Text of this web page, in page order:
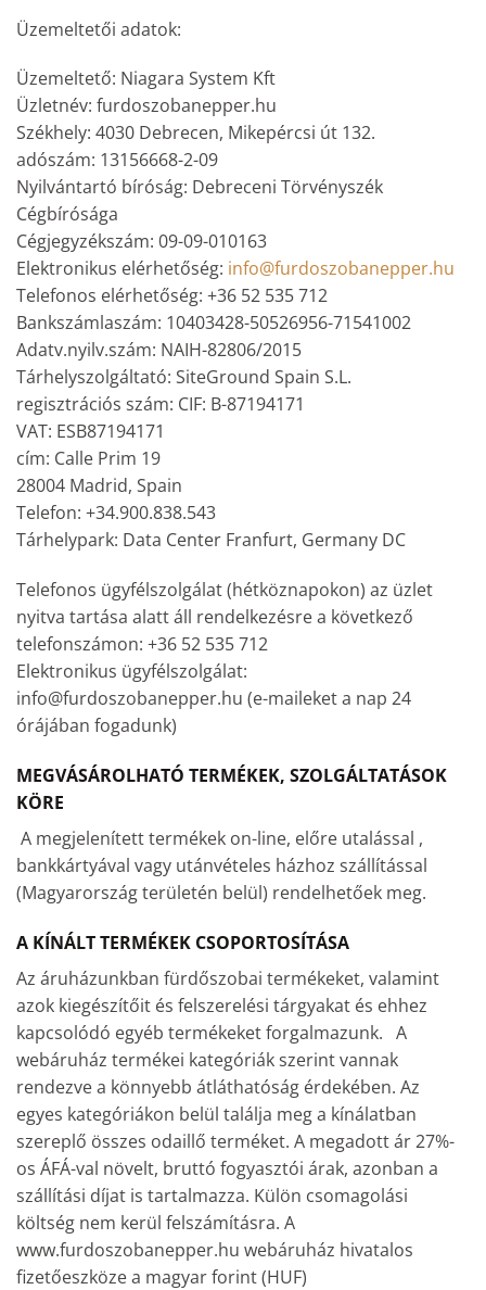
Üzemeltetői adatok:
Üzemeltető: Niagara System Kft
Üzletnév: furdoszobanepper.hu
Székhely: 4030 Debrecen, Mikepércsi út 132.
adószám: 13156668-2-09
Nyilvántartó bíróság: Debreceni Törvényszék
Cégbírósága
Cégjegyzékszám: 09-09-010163
Elektronikus elérhetőség: info@furdoszobanepper.hu
Telefonos elérhetőség: +36 52 535 712
Bankszámlaszám: 10403428-50526956-71541002
Adatv.nyilv.szám: NAIH-82806/2015
Tárhelyszolgáltató: SiteGround Spain S.L.
regisztrációs szám: CIF: B-87194171
VAT: ESB87194171
cím: Calle Prim 19
28004 Madrid, Spain
Telefon: +34.900.838.543
Tárhelypark: Data Center Franfurt, Germany DC
Telefonos ügyfélszolgálat (hétköznapokon) az üzlet
nyitva tartása alatt áll rendelkezésre a következő
telefonszámon: +36 52 535 712
Elektronikus ügyfélszolgálat:
info@furdoszobanepper.hu (e-maileket a nap 24
órájában fogadunk)
MEGVÁSÁROLHATÓ TERMÉKEK, SZOLGÁLTATÁSOK
KÖRE
A megjelenített termékek on-line, előre utalással ,
bankkártyával vagy utánvételes házhoz szállítással
(Magyarország területén belül) rendelhetőek meg.
A KÍNÁLT TERMÉKEK CSOPORTOSÍTÁSA
Az áruházunkban fürdőszobai termékeket, valamint
azok kiegészítőit és felszerelési tárgyakat és ehhez
kapcsolódó egyéb termékeket forgalmazunk. A
webáruház termékei kategóriák szerint vannak
rendezve a könnyebb átláthatóság érdekében. Az
egyes kategóriákon belül találja meg a kínálatban
szereplő összes odaillő terméket. A megadott ár 27%-
os ÁFÁ-val növelt, bruttó fogyasztói árak, azonban a
szállítási díjat is tartalmazza. Külön csomagolási
költség nem kerül felszámításra. A
www.furdoszobanepper.hu webáruház hivatalos
fizetőeszköze a magyar forint (HUF)